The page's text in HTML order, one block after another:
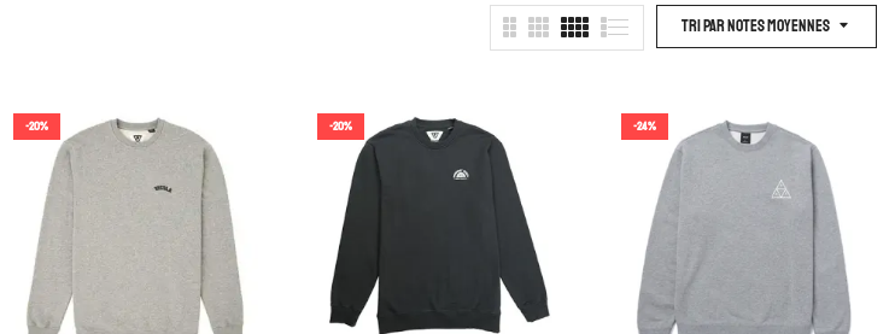
Tri Par Notes Moyennes
-20% -20% -24%